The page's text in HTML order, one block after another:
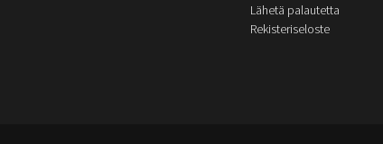
Lähetä palautetta
Rekisteriseloste